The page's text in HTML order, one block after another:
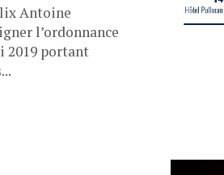
Antoine
l’ordonnance
2019 portant